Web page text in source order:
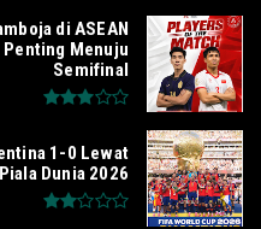
di ASEAN
Menuju
Semifinal
1-0 Lewat
Dunia 2026